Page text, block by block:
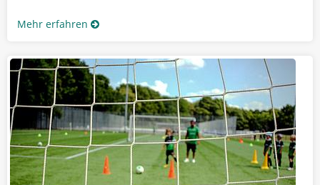
Mehr erfahren